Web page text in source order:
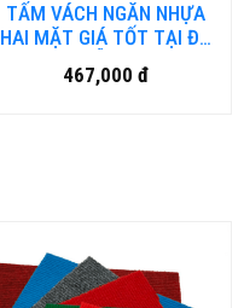
TẤM VÁCH NGĂN NHỰA
HAI MẶT GIÁ TỐT TẠI ĐÀ
NẴNG
467,000 đ